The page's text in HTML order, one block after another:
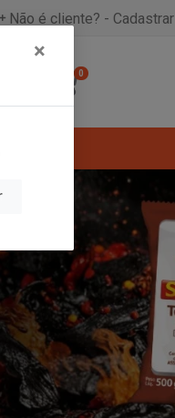
Não é cliente? - Cadastrar
0
×